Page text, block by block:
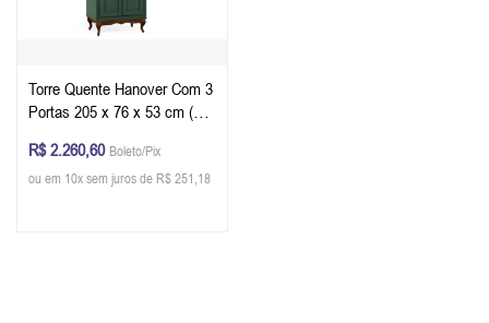
Torre Quente Hanover Com 3
Portas 205 x 76 x 53 cm (A x
Imbuia Glazer
R$ 2.260,60 Boleto/Pix
ou em 10x sem juros de R$ 251,18